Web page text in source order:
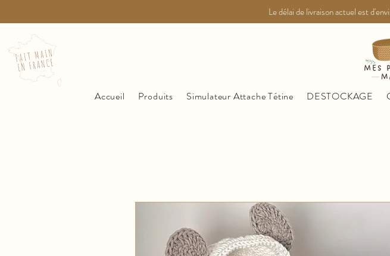
Le délai de livraison actuel est
Accueil Produits Simulateur Attache Tétine DESTOCKAGE